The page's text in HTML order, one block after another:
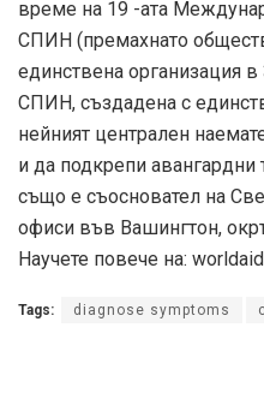
време на 19 -ата
СПИН (премахнато
единствена организация
СПИН, създадена с
нейният централен
и да подкрепи
също е съосновател на
офиси във Вашингтон,
Научете повече на:
Tags: diagnose symptoms